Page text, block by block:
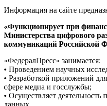
Информация на сайте
«Функционирует при
Министерства цифрового
коммуникаций Российской
«ФедералПресс» занимается:
• Проведением научных
• Разработкой приложений
сфере медиа и госслужбы;
• Осуществляет
данных.